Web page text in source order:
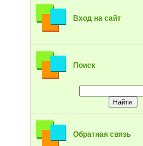
Вход на сайт
Поиск
Обратная связь